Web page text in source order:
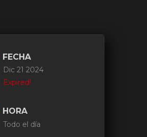
FECHA
Dic 21 2024
Expired!
HORA
Todo el día